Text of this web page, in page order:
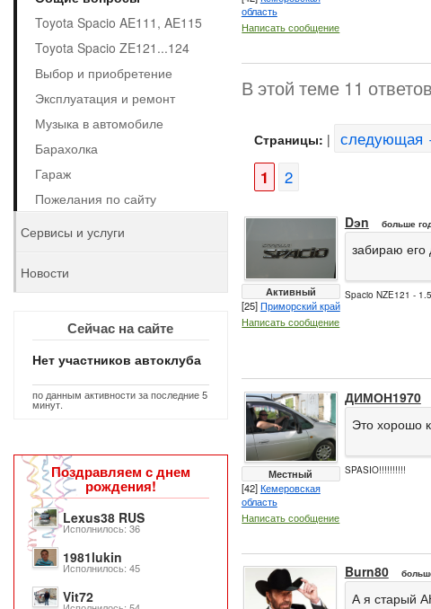
область
Написать сообщение
В этой теме 11 ответов
Страницы: | следующая
1
2
Активный
[25]Приморский край
Написать сообщение
Dэn больше
забираю его
Spacio NZE121 -
Местный
[42]Кемеровская
область
Написать сообщение
ДИМОН1970
Это хорошо
SPASIO!!!!!!!!!!
Burn80
А я старый
Toyota Spacio AE111, AE115
Toyota Spacio ZE121...124
Выбор и приобретение
Эксплуатация и ремонт
Музыка в автомобиле
Барахолка
Гараж
Пожелания по сайту
Сервисы и услуги
Новости
Сейчас на сайте
Нет участников автоклуба
по данным активности за последние 5
минут.
Поздравляем с днем
рождения!
Lexus38 RUS
Исполнилось: 36
1981lukin
Исполнилось: 45
Vit72